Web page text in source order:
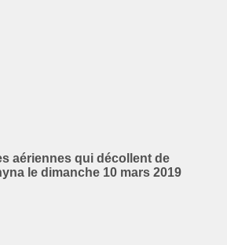
aériennes qui décollent de
le dimanche 10 mars 2019